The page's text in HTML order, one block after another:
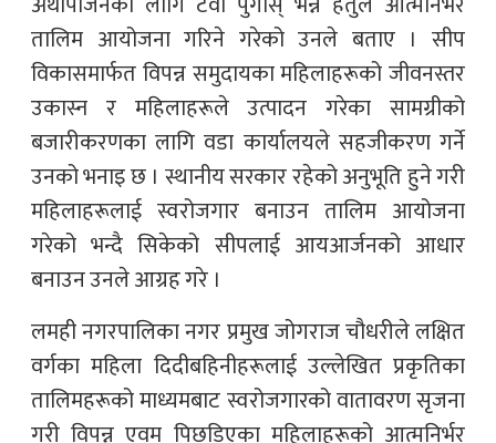
तालिम आयोजना गरिने गरेको उनले बताए । सीप
विकासमार्फत विपन्न समुदायका महिलाहरूको जीवनस्तर
उकास्न र महिलाहरूले उत्पादन गरेका सामग्रीको
बजारीकरणका लागि वडा कार्यालयले सहजीकरण गर्ने
उनको भनाइ छ । स्थानीय सरकार रहेको अनुभूति हुने गरी
महिलाहरूलाई स्वरोजगार बनाउन तालिम आयोजना
गरेको भन्दै सिकेको सीपलाई आयआर्जनको आधार
बनाउन उनले आग्रह गरे ।
लमही नगरपालिका नगर प्रमुख जोगराज चौधरीले लक्षित
वर्गका महिला दिदीबहिनीहरूलाई उल्लेखित प्रकृतिका
तालिमहरूको माध्यमबाट स्वरोजगारको वातावरण सृजना